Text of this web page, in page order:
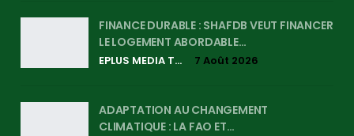
FINANCE DURABLE : SHAFDB VEUT FINANCER
LE LOGEMENT ABORDABLE…
EPLUS MEDIA TV 7 Août 2026
ADAPTATION AU CHANGEMENT
CLIMATIQUE : LA FAO ET…